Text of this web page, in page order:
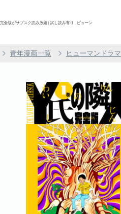
全版がサブスク読み放題 | 試し読み有り | ビューン
青年漫画一覧 ヒューマンドラマ